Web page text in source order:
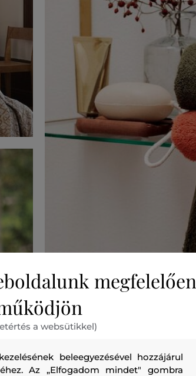
megfelelően
a websütikkel)
beleegyezésével hozzájárul
Az „Elfogadom mindet" gombra